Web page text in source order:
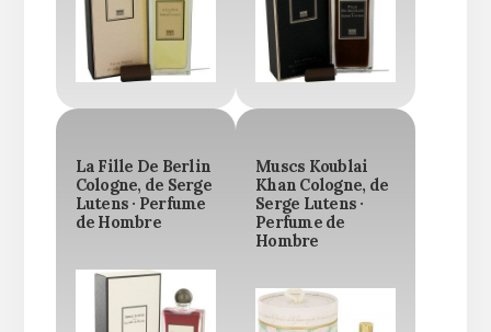
La Fille De Berlin
Cologne, de Serge
Lutens · Perfume
de Hombre
Muscs Koublai
Khan Cologne, de
Serge Lutens ·
Perfume de
Hombre